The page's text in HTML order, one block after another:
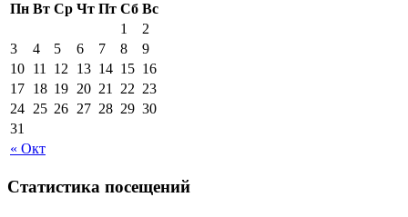
Пн Вт Ср Чт Пт Сб Вс
« Окт
1
2
3
4 5 6 7 8
9
10 11 12 13 14 15 16
17 18 19 20 21 22 23
24 25 26 27 28 29 30
31
Статистика посещений